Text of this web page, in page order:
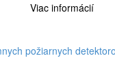
Viac informácií